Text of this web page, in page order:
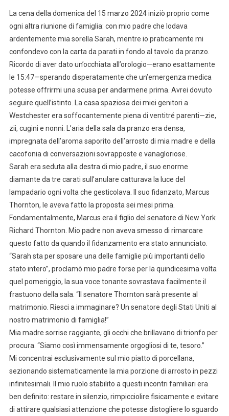
La cena della domenica del 15 marzo 2024 iniziò proprio come
ogni altra riunione di famiglia: con mio padre che lodava
ardentemente mia sorella Sarah, mentre io praticamente mi
confondevo con la carta da parati in fondo al tavolo da pranzo.
Ricordo di aver dato un’occhiata all’orologio—erano esattamente
le 15:47—sperando disperatamente che un’emergenza medica
potesse offrirmi una scusa per andarmene prima. Avrei dovuto
seguire quell’istinto. La casa spaziosa dei miei genitori a
Westchester era soffocantemente piena di ventitré parenti—zie,
zii, cugini e nonni. L’aria della sala da pranzo era densa,
impregnata dell’aroma saporito dell’arrosto di mia madre e della
cacofonia di conversazioni sovrapposte e vanagloriose.
Sarah era seduta alla destra di mio padre, il suo enorme
diamante da tre carati sull’anulare catturava la luce del
lampadario ogni volta che gesticolava. Il suo fidanzato, Marcus
Thornton, le aveva fatto la proposta sei mesi prima.
Fondamentalmente, Marcus era il figlio del senatore di New York
Richard Thornton. Mio padre non aveva smesso di rimarcare
questo fatto da quando il fidanzamento era stato annunciato.
“Sarah sta per sposare una delle famiglie più importanti dello
stato intero”, proclamò mio padre forse per la quindicesima volta
quel pomeriggio, la sua voce tonante sovrastava facilmente il
frastuono della sala. “Il senatore Thornton sarà presente al
matrimonio. Riesci a immaginare? Un senatore degli Stati Uniti al
nostro matrimonio di famiglia!”
Mia madre sorrise raggiante, gli occhi che brillavano di trionfo per
procura. “Siamo così immensamente orgogliosi di te, tesoro.”
Mi concentrai esclusivamente sul mio piatto di porcellana,
sezionando sistematicamente la mia porzione di arrosto in pezzi
infinitesimali. Il mio ruolo stabilito a questi incontri familiari era
ben definito: restare in silenzio, rimpicciolire fisicamente e evitare
di attirare qualsiasi attenzione che potesse distogliere lo sguardo